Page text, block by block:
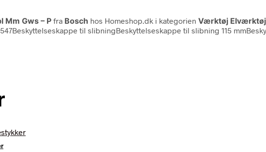
Gws – P fra Bosch hos Homeshop.dk i kategorien Værktøj Elværktøj
til slibningBeskyttelseskappe til slibning 115